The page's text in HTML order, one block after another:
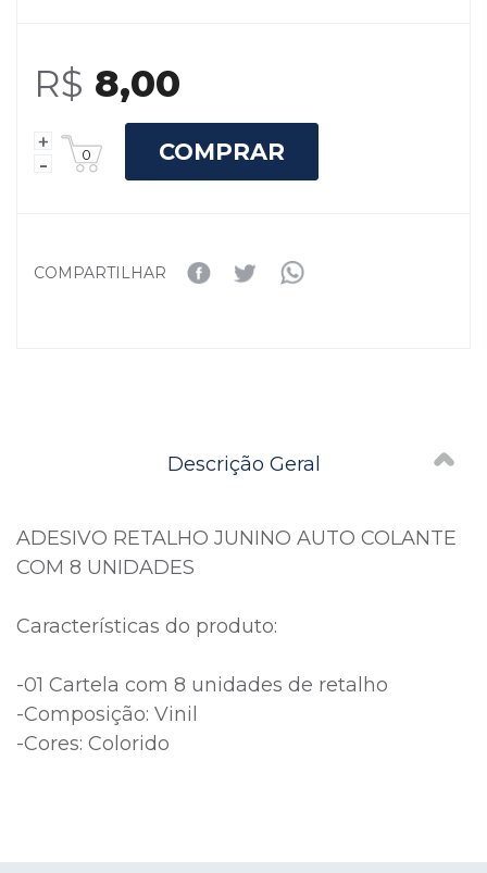
R$ 8,00
COMPRAR
COMPARTILHAR
Descrição Geral
ADESIVO RETALHO JUNINO AUTO COLANTE
COM 8 UNIDADES
Características do produto:
-01 Cartela com 8 unidades de retalho
-Composição: Vinil
-Cores: Colorido